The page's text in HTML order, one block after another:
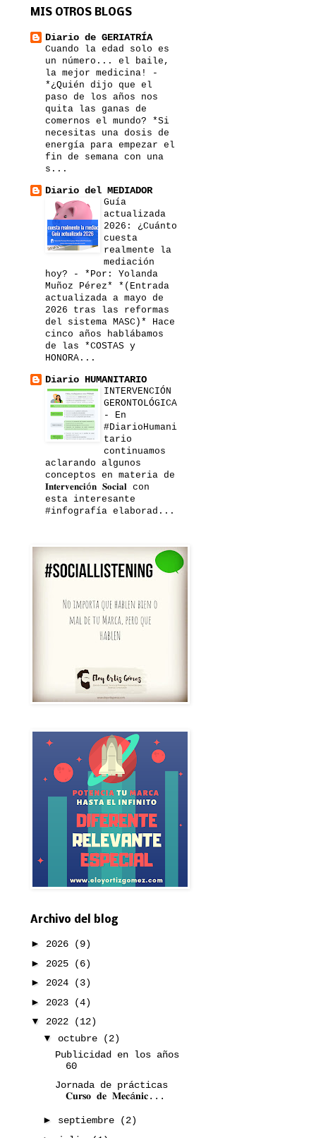
MIS OTROS BLOGS
Diario de GERIATRÍA
Cuando la edad solo es
un número... el baile,
la mejor medicina!
-
*¿Quién dijo que el
paso de los años nos
quita las ganas de
comernos el mundo? *Si
necesitas una dosis de
energía para empezar el
fin de semana con una
s...
Diario del MEDIADOR
Guía
actualizada
2026: ¿Cuánto
cuesta
realmente la
mediación
hoy?
- *Por: Yolanda
Muñoz Pérez* *(Entrada
actualizada a mayo de
2026 tras las reformas
del sistema MASC)* Hace
cinco años hablábamos
de las *COSTAS y
HONORA...
Diario HUMANITARIO
INTERVENCIÓN
GERONTOLÓGICA
- En
#DiarioHumani
tario
continuamos
aclarando algunos
conceptos en materia de
𝐈𝐧𝐭𝐞𝐫𝐯𝐞𝐧𝐜𝐢ó𝐧 𝐒𝐨𝐜𝐢𝐚𝐥 con
esta interesante
#infografía elaborad...
Archivo del blog
► 2026
(9)
► 2025
(6)
► 2024
(3)
► 2023
(4)
▼ 2022
(12)
▼ octubre
(2)
Publicidad en los años
60
Jornada de prácticas
𝐂𝐮𝐫𝐬𝐨 𝐝𝐞 𝐌𝐞𝐜á𝐧𝐢𝐜...
► septiembre
(2)